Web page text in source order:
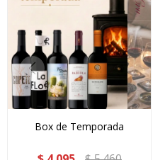
Box de Temporada